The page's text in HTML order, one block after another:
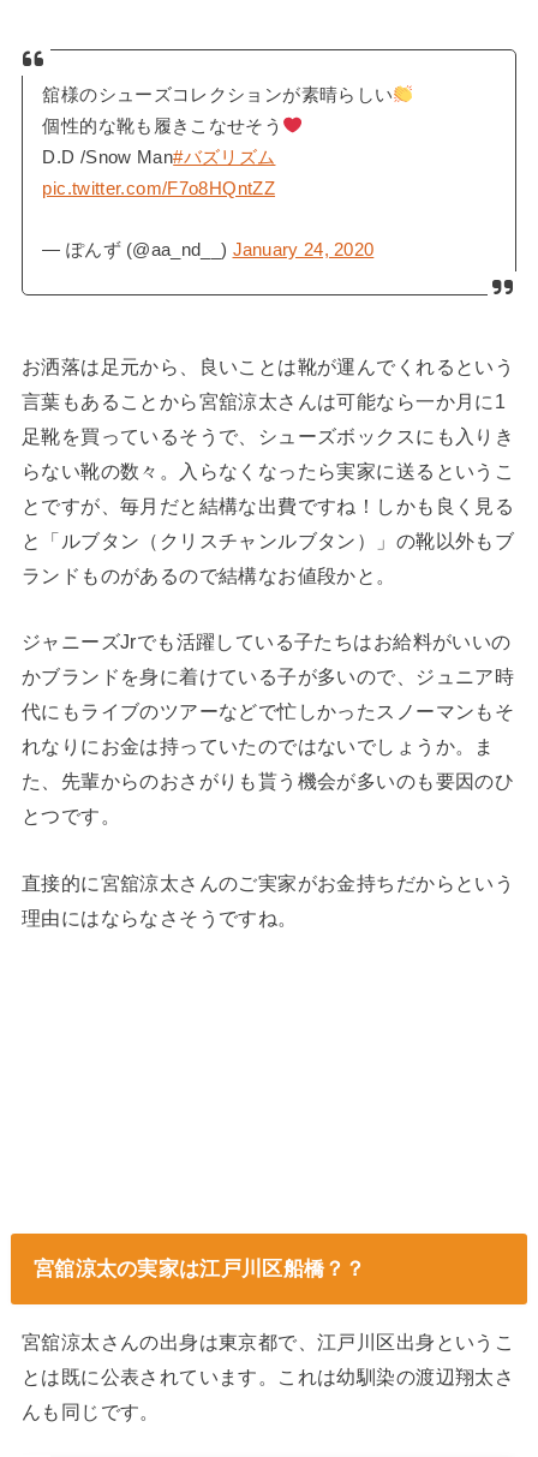
舘様のシューズコレクションが素晴らしい
個性的な靴も履きこなせそう
D.D /Snow Man#バズリズム
pic.twitter.com/F7o8HQntZZ
— ぽんず (@aa_nd__) January 24, 2020
お洒落は足元から、良いことは靴が運んでくれるという
言葉もあることから宮舘涼太さんは可能なら一か月に1
足靴を買っているそうで、シューズボックスにも入りき
らない靴の数々。入らなくなったら実家に送るというこ
とですが、毎月だと結構な出費ですね！しかも良く見る
と「ルブタン（クリスチャンルブタン）」の靴以外もブ
ランドものがあるので結構なお値段かと。
ジャニーズJrでも活躍している子たちはお給料がいいの
かブランドを身に着けている子が多いので、ジュニア時
代にもライブのツアーなどで忙しかったスノーマンもそ
れなりにお金は持っていたのではないでしょうか。ま
た、先輩からのおさがりも貰う機会が多いのも要因のひ
とつです。
直接的に宮舘涼太さんのご実家がお金持ちだからという
理由にはならなさそうですね。
宮舘涼太の実家は江戸川区船橋？？
宮舘涼太さんの出身は東京都で、江戸川区出身というこ
とは既に公表されています。これは幼馴染の渡辺翔太さ
んも同じです。